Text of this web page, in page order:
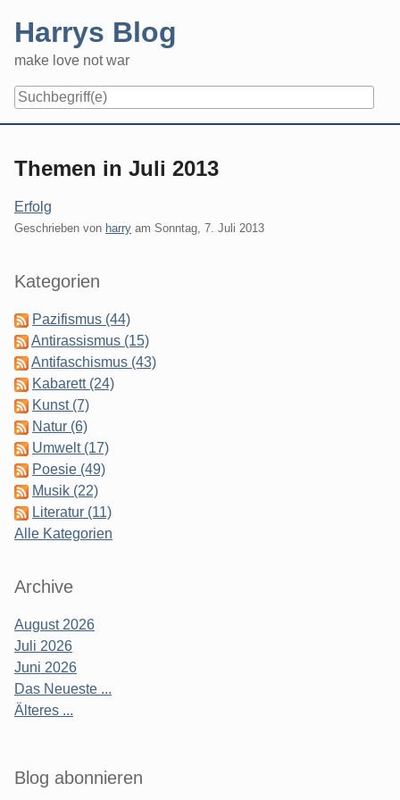
content
Harrys Blog
make love not war
Themen in Juli 2013
Erfolg
Geschrieben von harry am Sonntag, 7. Juli 2013
Seitenleiste
Kategorien
Pazifismus (44)
Antirassismus (15)
Antifaschismus (43)
Kabarett (24)
Kunst (7)
Natur (6)
Umwelt (17)
Poesie (49)
Musik (22)
Literatur (11)
Alle Kategorien
Archive
August 2026
Juli 2026
Juni 2026
Das Neueste ...
Älteres ...
Blog abonnieren